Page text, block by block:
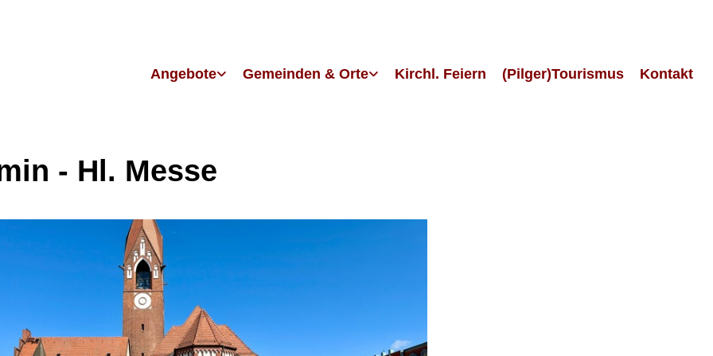
Angebote Gemeinden & Orte Kirchl. Feiern (Pilger)Tourismus Kontakt
- Hl. Messe